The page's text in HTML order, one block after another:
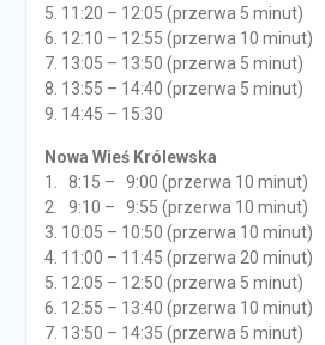
5. 11:20 – 12:05 (przerwa 5 minut)
6. 12:10 – 12:55 (przerwa 10 minut)
7. 13:05 – 13:50 (przerwa 5 minut)
8. 13:55 – 14:40 (przerwa 5 minut)
9. 14:45 – 15:30
Nowa Wieś Królewska
1. 8:15 – 9:00 (przerwa 10 minut)
2. 9:10 – 9:55 (przerwa 10 minut)
3. 10:05 – 10:50 (przerwa 10 minut)
4. 11:00 – 11:45 (przerwa 20 minut)
5. 12:05 – 12:50 (przerwa 5 minut)
6. 12:55 – 13:40 (przerwa 10 minut)
7. 13:50 – 14:35 (przerwa 5 minut)